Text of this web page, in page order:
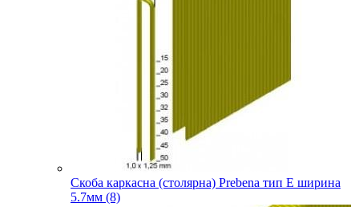
Скоба каркасна (столярна) Prebena тип E ширина
5.7мм (8)